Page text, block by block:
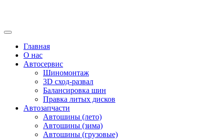
Главная
О нас
Автосервис
Шиномонтаж
3D сход-развал
Балансировка шин
Правка литых дисков
Автозапчасти
Автошины (лето)
Автошины (зима)
Автошины (грузовые)